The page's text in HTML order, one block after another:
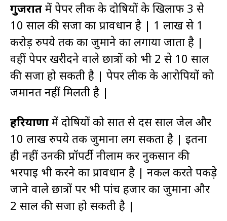
गुजरात में पेपर लीक के दोषियों के खिलाफ 3 से
10 साल की सजा का प्रावधान है | 1 लाख से 1
करोड़ रुपये तक का जुर्माने का लगाया जाता है |
वहीं पेपर खरीदने वाले छात्रों को भी 2 से 10 साल
की सजा हो सकती है | पेपर लीक के आरोपियों को
जमानत नहीं मिलती है |
हरियाणा में दोषियों को सात से दस साल जेल और
10 लाख रुपये तक जुर्माना लग सकता है | इतना
ही नहीं उनकी प्रॉपर्टी नीलाम कर नुकसान की
भरपाई भी करने का प्रावधान है | नकल करते पकड़े
जाने वाले छात्रों पर भी पांच हजार का जुर्माना और
2 साल की सजा हो सकती है |